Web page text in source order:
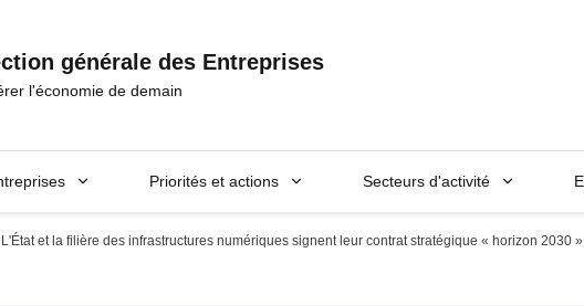
générale des Entreprises
l'économie de demain
Priorités et actions Secteurs d'activité
L'État et la filière des infrastructures numériques signent leur contrat stratégique « horizon 2030 »